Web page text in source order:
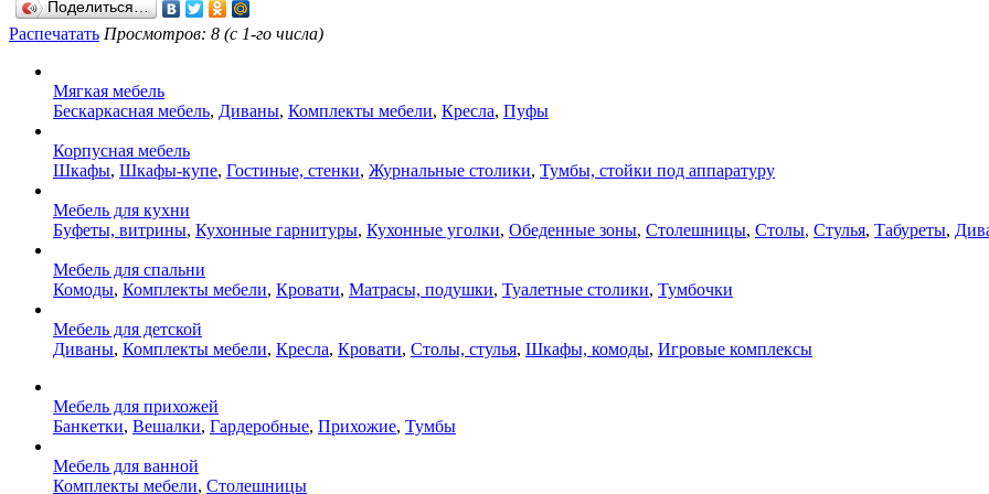
Поделиться…
Распечатать Просмотров: 8 (с 1-го числа)
Мягкая мебель
Бескаркасная мебель, Диваны, Комплекты мебели, Кресла, Пуфы
Корпусная мебель
Шкафы, Шкафы-купе, Гостиные, стенки, Журнальные столики, Тумбы, стойки под аппаратуру
Мебель для кухни
Буфеты, витрины, Кухонные гарнитуры, Кухонные уголки, Обеденные зоны, Столешницы, Столы, Стулья, Табуреты,
Мебель для спальни
Комоды, Комплекты мебели, Кровати, Матрасы, подушки, Туалетные столики, Тумбочки
Мебель для детской
Диваны, Комплекты мебели, Кресла, Кровати, Столы, стулья, Шкафы, комоды, Игровые комплексы
Мебель для прихожей
Банкетки, Вешалки, Гардеробные, Прихожие, Тумбы
Мебель для ванной
Комплекты мебели, Столешницы